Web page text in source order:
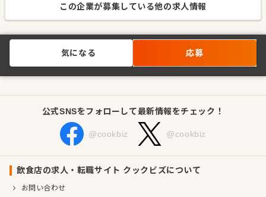
この企業が募集している他の求人情報
気になる 応募
公式SNSをフォローして最新情報をチェック！
@cookbiz @cookbiz
飲食店の求人・転職サイト クックビズについて
お問い合わせ